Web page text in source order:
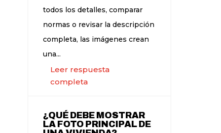
todos los detalles, comparar
normas o revisar la descripción
completa, las imágenes crean
una...
Leer respuesta
completa
¿QUÉ DEBE MOSTRAR
LA FOTO PRINCIPAL DE